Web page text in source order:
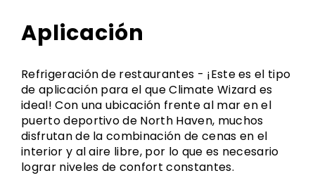
Aplicación
Refrigeración de restaurantes - ¡Este es el tipo
de aplicación para el que Climate Wizard es
ideal! Con una ubicación frente al mar en el
puerto deportivo de North Haven, muchos
disfrutan de la combinación de cenas en el
interior y al aire libre, por lo que es necesario
lograr niveles de confort constantes.